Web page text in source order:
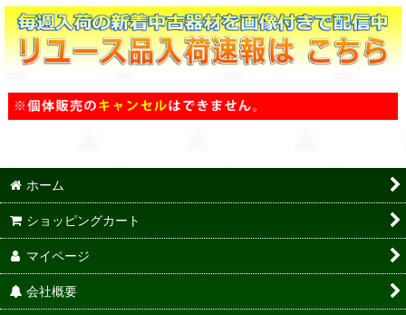
ホーム
ショッピングカート
マイページ
会社概要